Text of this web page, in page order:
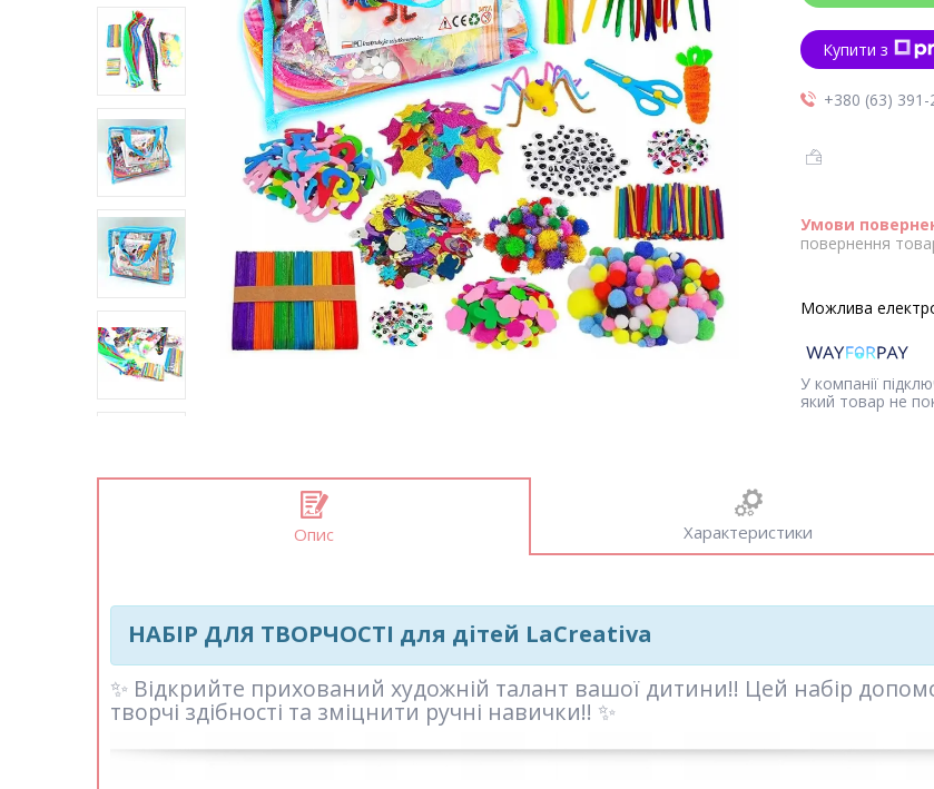
Купити з
+380 (63) 391-
повернення
У компанії
який товар не
Опис Характеристики
НАБІР ДЛЯ ТВОРЧОСТІ для дітей LaCreativa
✨ Відкрийте прихований художній талант вашої дитини!! Цей набір
творчі здібності та зміцнити ручні навички!! ✨